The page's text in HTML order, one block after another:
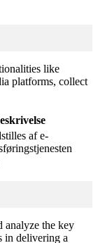
like
platforms, collect
af e-
analyze the key
in delivering a